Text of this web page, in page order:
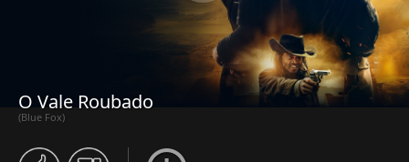
O Vale Roubado
(Blue Fox)